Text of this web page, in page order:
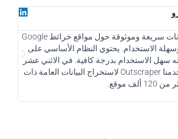
way of increasing sales for your
by promoting your products and
to an audience that grows every
Get New Companies
يوفر Outscraper بيانات سريعة وموثوقة حول مواقع خرائط Google
الاستخدام. يحتوي النظام الأساسي على
سهل الاستخدام بدرجة كافية. في الاثني عشر
شهرًا الماضية ، استخدمنا Outscraper لاستخراج البيانات العامة ذات
موقع.